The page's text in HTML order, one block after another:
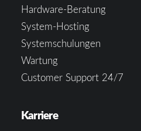
Hardware-Beratung
System-Hosting
Systemschulungen
Wartung
Customer Support 24/7
Karriere